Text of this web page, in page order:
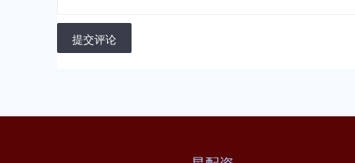
提交评论